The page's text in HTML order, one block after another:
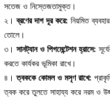
সতেজ ও নিস্তেজতামুক্ত।
২।ব্রণের দাগ দূর করে: নিয়মিত
তোলে।
৩। সানট্যান ও পিগমেন্টেশন হ্রাসে:
করতে কার্যকর ভূমিকা রাখে।
৪।ত্বককে কোমল ও মসৃণ রাখে:
ত্বক করে তুলতে সাহায্য করে নরম ও